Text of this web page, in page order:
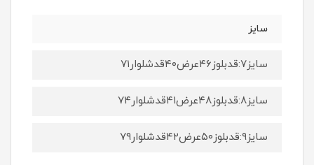
سایز
سایز۷:قدبلوز۴۶عرض۴۰قدشلوار۷۱
سایز۸:قدبلوز۴۸عرض۴۱قدشلوار۷۴
سایز۹:قدبلوز۵۰عرض۴۲قدشلوار۷۹